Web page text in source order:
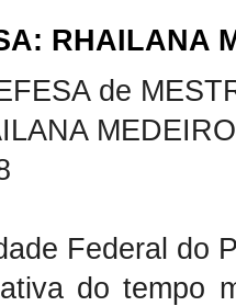
RHAILANA
de
Federal do
do tempo